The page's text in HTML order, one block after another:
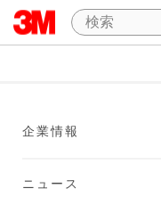
企業情報
ニュース